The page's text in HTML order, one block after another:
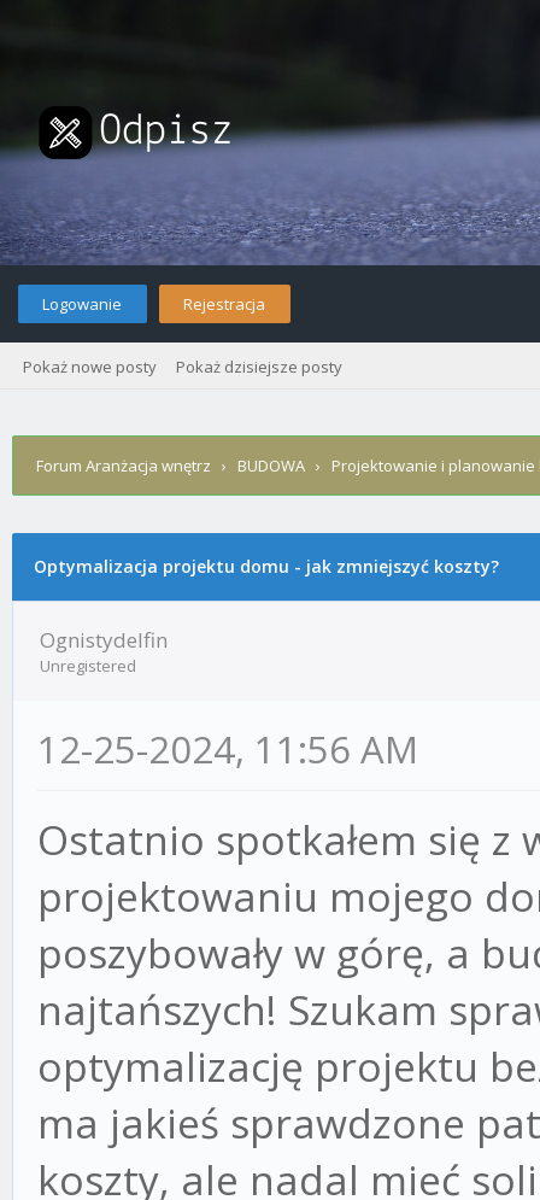
Logowanie Rejestracja
Pokaż nowe posty Pokaż dzisiejsze posty
Forum Aranżacja wnętrz › BUDOWA › Projektowanie i
Optymalizacja projektu domu - jak zmniejszyć koszty?
Ognistydelfin
Unregistered
12-25-2024, 11:56 AM
Ostatnio spotkałem się
projektowaniu mojego
poszybowały w górę, a
najtańszych! Szukam
optymalizację projektu
ma jakieś sprawdzone
koszty, ale nadal mieć